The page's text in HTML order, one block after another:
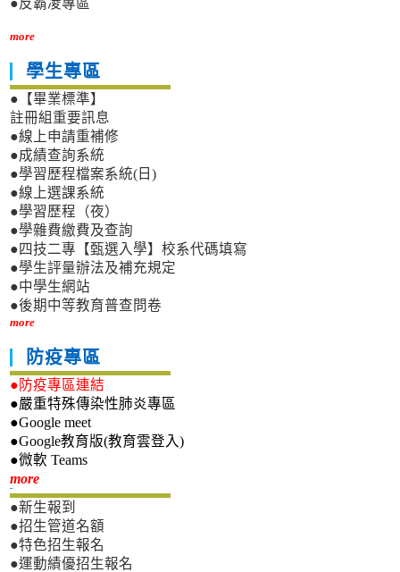
●反霸凌專區
more
學生專區
●【畢業標準】
註冊組重要訊息
●線上申請重補修
●成績查詢系統
●學習歷程檔案系統(日)
●線上選課系統
●學習歷程（夜）
●學雜費繳費及查詢
●四技二專【甄選入學】校系代碼填寫
●學生評量辦法及補充規定
●中學生網站
●後期中等教育普查問卷
more
防疫專區
●防疫專區連結
●嚴重特殊傳染性肺炎專區
●Google meet
●Google教育版(教育雲登入)
●微軟 Teams
more新生專區
●新生報到
●招生管道名額
●特色招生報名
●運動績優招生報名